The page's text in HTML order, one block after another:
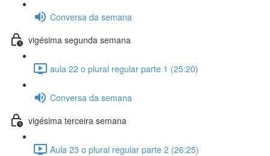
Conversa da semana
vigésima segunda semana
aula 22 o plural regular parte 1 (25:20)
Conversa da semana
vigésima terceira semana
Aula 23 o plural regular parte 2 (26:25)